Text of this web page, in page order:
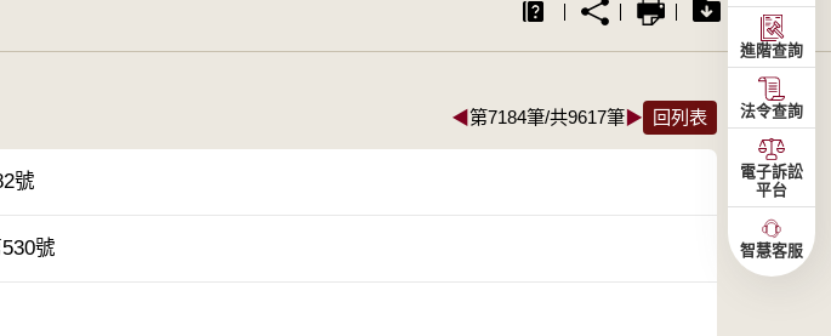
◀第7184筆/共9617筆▶ 回列表
號
號
進階查詢
法令查詢
電子訴訟
平台
智慧客服